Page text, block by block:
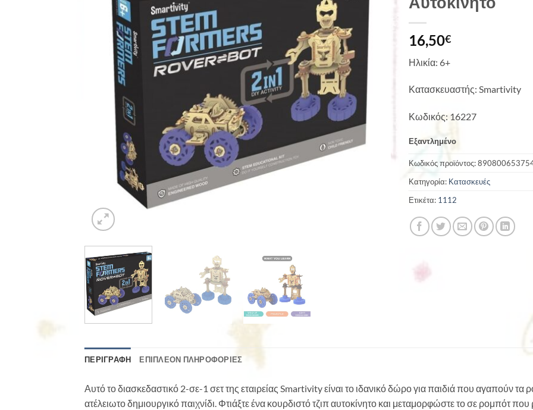
16,50€
Ηλικία: 6+
Κατασκευαστής: Smartivity
Κωδικός: 16227
Εξαντλημένο
Κωδικός προϊόντος:
Κατηγορία: Κατασκευές
Ετικέτα: 1112
ΠΕΡΙΓΡΑΦΉ ΕΠΙΠΛΈΟΝ ΠΛΗΡΟΦΟΡΊΕΣ
Αυτό το διασκεδαστικό 2-σε-1 σετ της εταιρείας Smartivity είναι το ιδανικό δώρο για παιδιά που αγαπούν τα
ατέλειωτο δημιουργικό παιχνίδι. Φτιάξτε ένα κουρδιστό τζιπ αυτοκίνητο και μεταμορφώστε το σε ρομπότ